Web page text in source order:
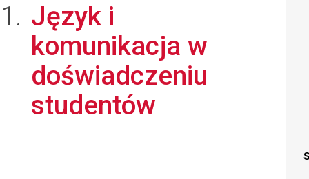
Język i
komunikacja w
doświadczeniu
studentów